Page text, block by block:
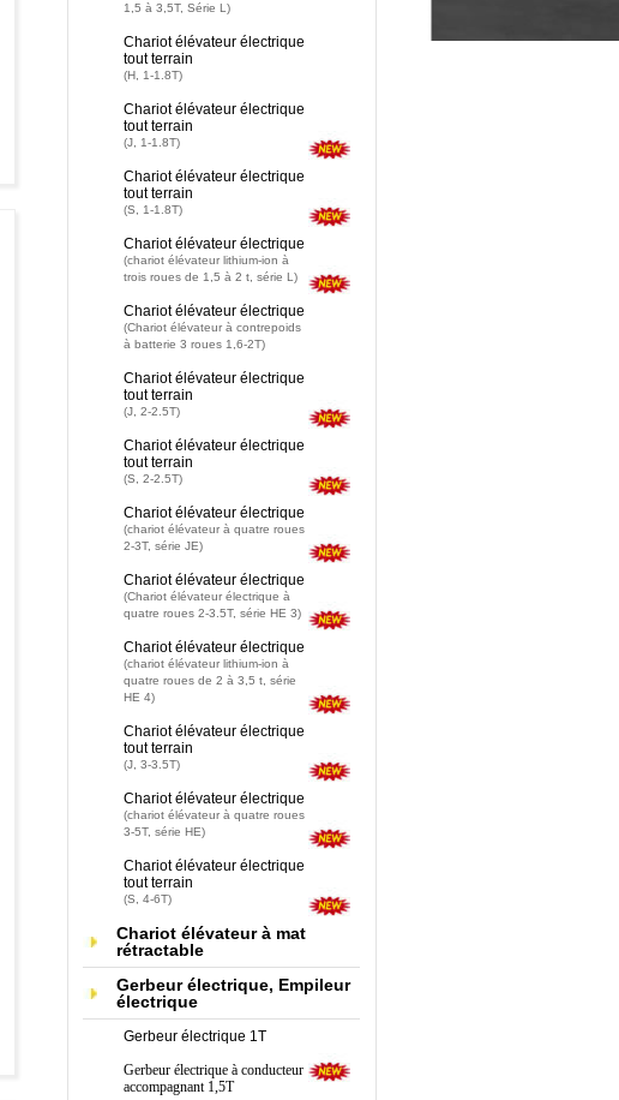
1,5 à 3,5T, Série L)
Chariot élévateur électrique
tout terrain
(H, 1-1.8T)
Chariot élévateur électrique
tout terrain
(J, 1-1.8T)
Chariot élévateur électrique
tout terrain
(S, 1-1.8T)
Chariot élévateur électrique
(chariot élévateur lithium-ion à
trois roues de 1,5 à 2 t, série L)
Chariot élévateur électrique
(Chariot élévateur à contrepoids
à batterie 3 roues 1,6-2T)
Chariot élévateur électrique
tout terrain
(J, 2-2.5T)
Chariot élévateur électrique
tout terrain
(S, 2-2.5T)
Chariot élévateur électrique
(chariot élévateur à quatre roues
2-3T, série JE)
Chariot élévateur électrique
(Chariot élévateur électrique à
quatre roues 2-3.5T, série HE 3)
Chariot élévateur électrique
(chariot élévateur lithium-ion à
quatre roues de 2 à 3,5 t, série
HE 4)
Chariot élévateur électrique
tout terrain
(J, 3-3.5T)
Chariot élévateur électrique
(chariot élévateur à quatre roues
3-5T, série HE)
Chariot élévateur électrique
tout terrain
(S, 4-6T)
Chariot élévateur à mat
rétractable
Gerbeur électrique, Empileur
électrique
Gerbeur électrique 1T
Gerbeur électrique à conducteur
accompagnant 1,5T